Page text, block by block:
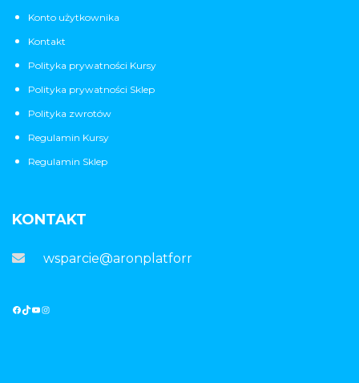
Konto użytkownika
Kontakt
Polityka prywatności Kursy
Polityka prywatności Sklep
Polityka zwrotów
Regulamin Kursy
Regulamin Sklep
KONTAKT
wsparcie@aronplatforma.pl